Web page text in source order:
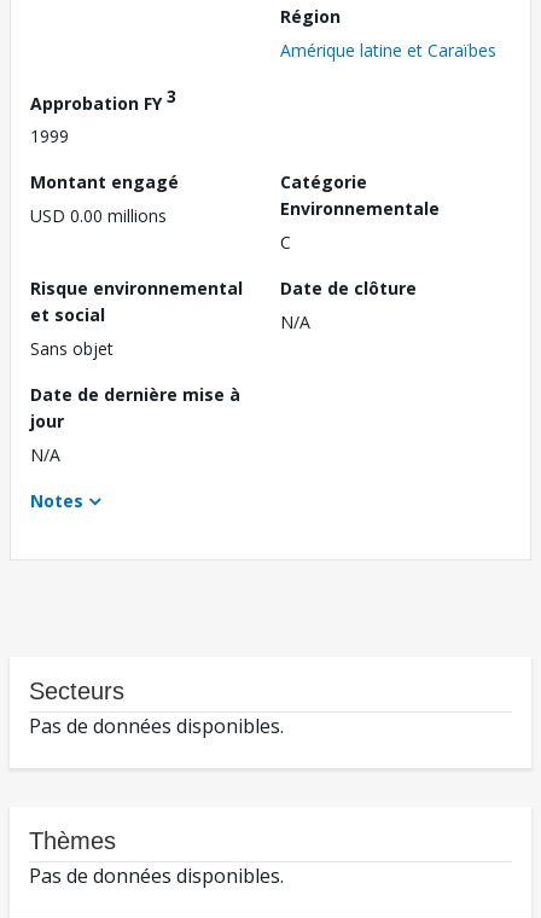
Région
Amérique latine et Caraïbes
Approbation FY3
1999
Montant engagé
USD 0.00 millions
Catégorie
Environnementale
C
Risque environnemental
et social
Sans objet
Date de clôture
N/A
Date de dernière mise à
jour
N/A
Notes
Secteurs
Pas de données disponibles.
Thèmes
Pas de données disponibles.